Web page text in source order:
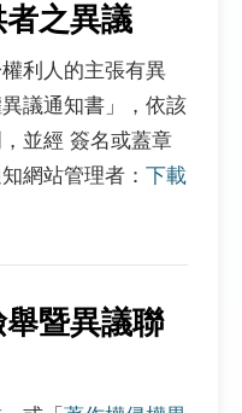
之異議
利人的主張有異
議通知書」，依該
並經 簽名或蓋章
網站管理者： 下載
舉暨異議聯